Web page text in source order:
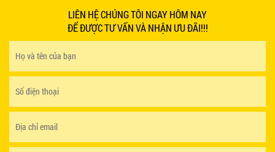
750.000 VNĐ
GHẾ EAMES - GHẾ NHỰA CAFE CHÂN GỖ GIÁ RẺ
LIÊN HỆ CHÚNG TÔI NGAY HÔM NAY
ĐỂ ĐƯỢC TƯ VẤN VÀ NHẬN ƯU ĐÃI!!!